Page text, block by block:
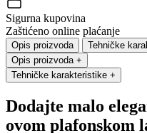
Sigurna kupovina
Zaštićeno online plaćanje
Opis proizvoda
Tehničke
Opis proizvoda +
Tehničke karakteristike +
Dodajte malo
ovom plafonskom